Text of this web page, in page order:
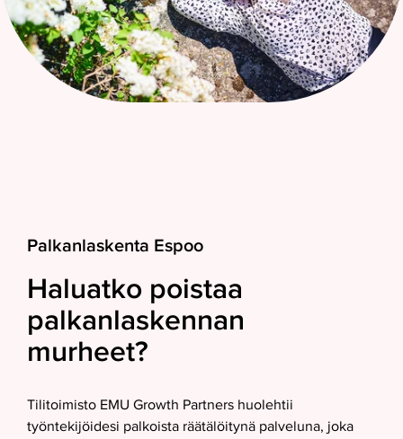
Palkanlaskenta Espoo
Haluatko poistaa
palkanlaskennan
murheet?
Tilitoimisto EMU Growth Partners huolehtii
työntekijöidesi palkoista räätälöitynä palveluna, joka